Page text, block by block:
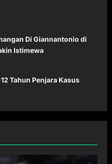
Di Giannantonio di
Istimewa
Tahun Penjara Kasus